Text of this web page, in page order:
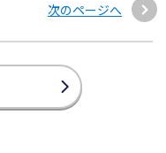
次のページへ